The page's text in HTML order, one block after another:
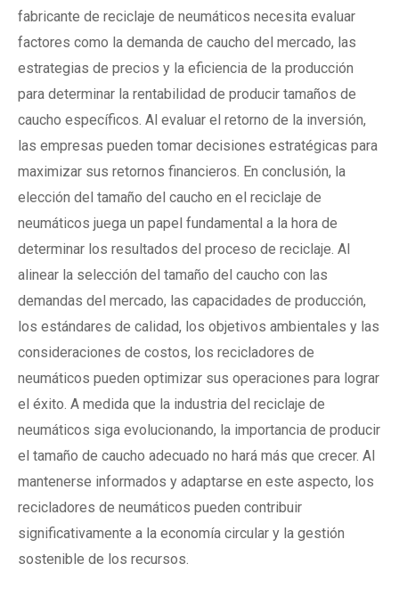
fabricante de reciclaje de neumáticos necesita evaluar
factores como la demanda de caucho del mercado, las
estrategias de precios y la eficiencia de la producción
para determinar la rentabilidad de producir tamaños de
caucho específicos. Al evaluar el retorno de la inversión,
las empresas pueden tomar decisiones estratégicas para
maximizar sus retornos financieros. En conclusión, la
elección del tamaño del caucho en el reciclaje de
neumáticos juega un papel fundamental a la hora de
determinar los resultados del proceso de reciclaje. Al
alinear la selección del tamaño del caucho con las
demandas del mercado, las capacidades de producción,
los estándares de calidad, los objetivos ambientales y las
consideraciones de costos, los recicladores de
neumáticos pueden optimizar sus operaciones para lograr
el éxito. A medida que la industria del reciclaje de
neumáticos siga evolucionando, la importancia de producir
el tamaño de caucho adecuado no hará más que crecer. Al
mantenerse informados y adaptarse en este aspecto, los
recicladores de neumáticos pueden contribuir
significativamente a la economía circular y la gestión
sostenible de los recursos.